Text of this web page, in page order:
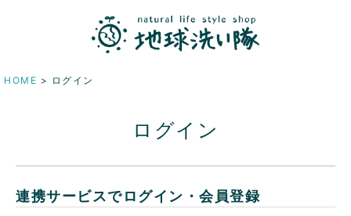
HOME ログイン
ログイン
連携サービスでログイン・会員登録